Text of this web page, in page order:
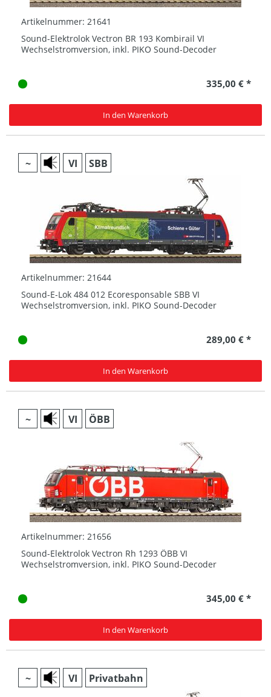
Artikelnummer: 21641
Sound-Elektrolok Vectron BR 193 Kombirail VI
Wechselstromversion, inkl. PIKO Sound-Decoder
335,00 € *
In den Warenkorb
~ VI SBB
Artikelnummer: 21644
Sound-E-Lok 484 012 Ecoresponsable SBB VI
Wechselstromversion, inkl. PIKO Sound-Decoder
289,00 € *
In den Warenkorb
~ VI ÖBB
Artikelnummer: 21656
Sound-Elektrolok Vectron Rh 1293 ÖBB VI
Wechselstromversion, inkl. PIKO Sound-Decoder
345,00 € *
In den Warenkorb
~ VI Privatbahn